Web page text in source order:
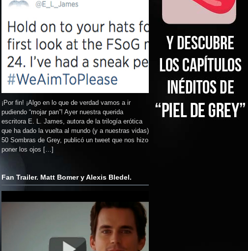
¡Por fin! ¡Algo en lo que de verdad vamos a ir
pudiendo “mojar pan”! Ayer nuestra querida
escritora E. L. James, autora de la trilogía erótica
que ha dado la vuelta al mundo (y a nuestras vidas)
50 Sombras de Grey, publicó un tweet que nos hizo
poner los ojos […]
Fan Trailer. Matt Bomer y Alexis Bledel.